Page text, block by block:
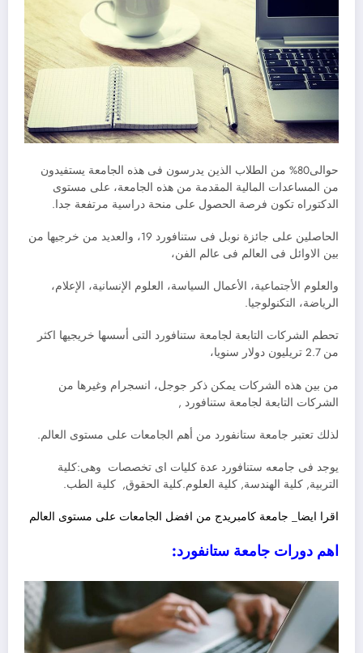
حوالى80% من الطلاب الذين يدرسون فى هذه الجامعة يستفيدون
من المساعدات المالية المقدمة من هذه الجامعة، على مستوى
الدكتوراه تكون فرصة الحصول على منحة دراسية مرتفعة جدا.
الحاصلين على جائزة نوبل فى ستنافورد 19، والعديد من خرجيها من
بين الاوائل فى العالم فى عالم الفن،
والعلوم الأجتماعية، الأعمال السياسة، العلوم الإنسانية، الإعلام،
الرياضة، التكنولوجيا.
تحطم الشركات التابعة لجامعة ستنافورد التى أسسها خريجيها اكثر
من 2.7 تريليون دولار سنويا،
من بين هذه الشركات يمكن ذكر جوجل، انسجرام وغيرها من
الشركات التابعة لجامعة ستنافورد ,
لذلك تعتبر جامعة ستانفورد من أهم الجامعات على مستوى العالم.
يوجد فى جامعه ستنافورد عدة كليات اى تخصصات وهى:كلية
التربية, كلية الهندسة, كلية العلوم.كلية الحقوق, كلية الطب.
اقرا ايضا_ جامعة كامبريدج من افضل الجامعات على مستوى العالم
اهم دورات جامعة ستانفورد: